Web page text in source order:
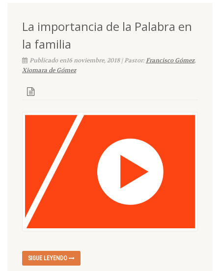
La importancia de la Palabra en
la familia
Publicado en16 noviembre, 2018 | Pastor:Francisco Gómez,
Xiomara de Gómez
SIGUE LEYENDO